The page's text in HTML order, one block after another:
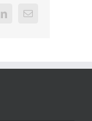
LinkedInEmail